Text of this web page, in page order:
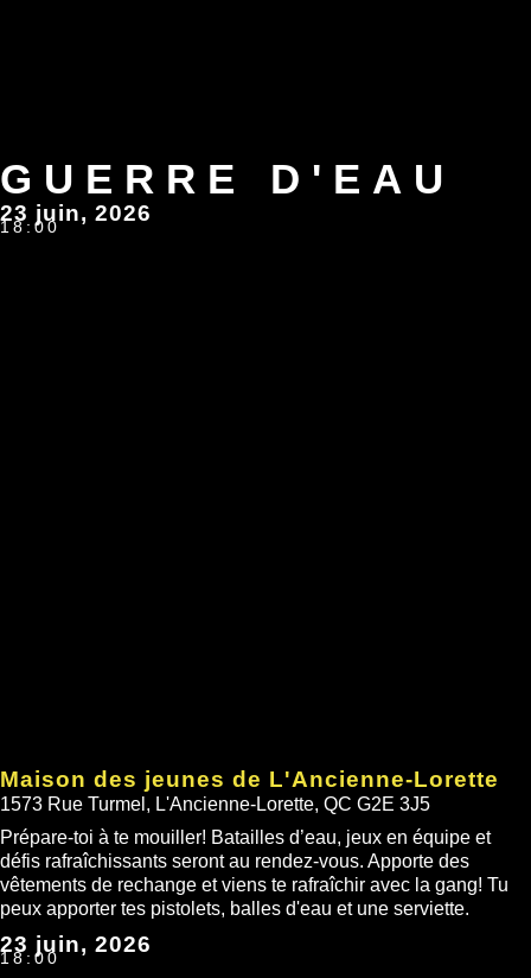
GUERRE D'EAU
23 juin, 2026
18:00
Maison des jeunes de L'Ancienne-Lorette
1573 Rue Turmel, L'Ancienne-Lorette, QC G2E 3J5
Prépare-toi à te mouiller! Batailles d’eau, jeux en équipe et
défis rafraîchissants seront au rendez-vous. Apporte des
vêtements de rechange et viens te rafraîchir avec la gang! Tu
peux apporter tes pistolets, balles d'eau et une serviette.
23 juin, 2026
18:00